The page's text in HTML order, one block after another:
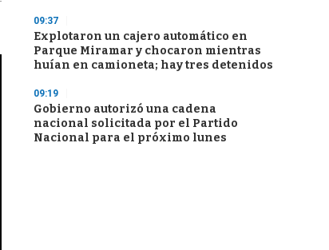
09:37
Explotaron un cajero automático en
Parque Miramar y chocaron mientras
huían en camioneta; hay tres detenidos
09:19
Gobierno autorizó una cadena
nacional solicitada por el Partido
Nacional para el próximo lunes